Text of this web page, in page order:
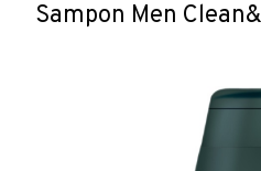
Sampon Men